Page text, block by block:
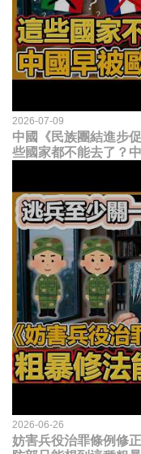
2026-07-09
中國《民族團結進步
些國家都不能去了？
2026-06-26
妨害兵役治罪條例修